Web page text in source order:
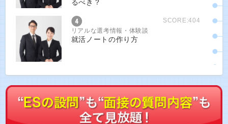
るべき？
SCORE:404
リアルな選考情報・体験談
就活ノートの作り方